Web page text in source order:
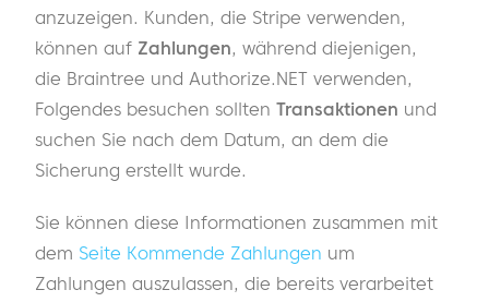
anzuzeigen. Kunden, die Stripe verwenden,
können auf Zahlungen, während diejenigen,
die Braintree und Authorize.NET verwenden,
Folgendes besuchen sollten Transaktionen und
suchen Sie nach dem Datum, an dem die
Sicherung erstellt wurde.
Sie können diese Informationen zusammen mit
dem Seite Kommende Zahlungen um
Zahlungen auszulassen, die bereits verarbeitet